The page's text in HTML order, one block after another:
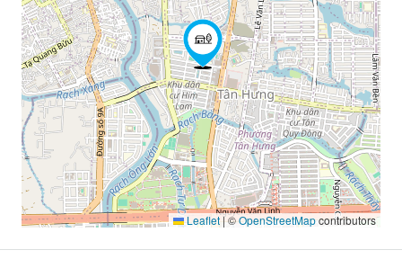
Leaflet|©OpenStreetMapcontributors